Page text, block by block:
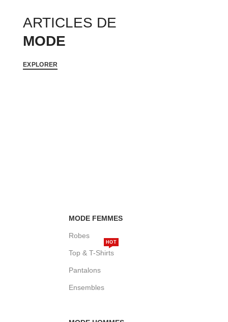
ARTICLES DE
MODE
EXPLORER
MODE FEMMES
Robes
Top & T-Shirts
HOT
Pantalons
Ensembles